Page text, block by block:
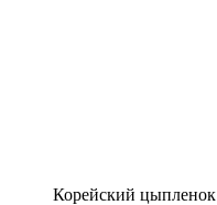
Корейский цыпленок